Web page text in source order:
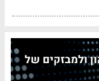
ולמבזקים של